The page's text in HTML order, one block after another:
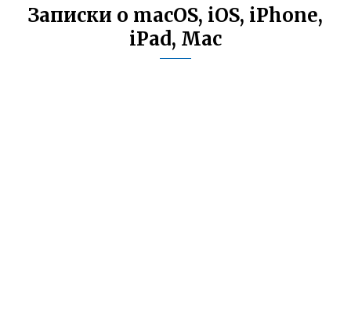
Записки о macOS, iOS, iPhone,
iPad, Mac